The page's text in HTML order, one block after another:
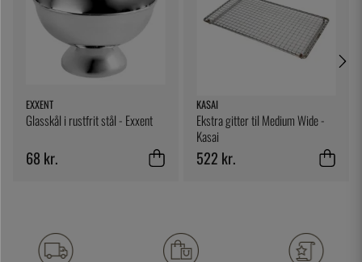
EXXENT
Glasskål i rustfrit stål - Exxent
68 kr.
KASAI
Ekstra gitter til Medium Wide -
Kasai
522 kr.